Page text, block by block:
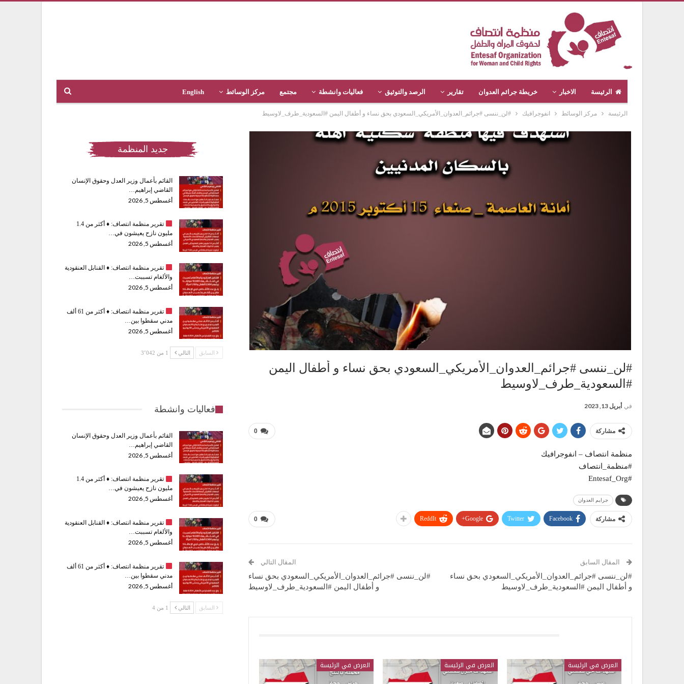
الرئيسة الاخبار خريطة جرائم العدوان تقارير الرصد والتوثيق فعاليات وانشطة مجتمع مركز الوسائط English
الرئيسة مركز الوسائط انفوجرافيك #لن_ننسى #جرائم_العدوان_الأمريكي_السعودي بحق نساء و أطفال اليمن #السعودية_طرف_لاوسيط
#لن_ننسى #جرائم_العدوان_الأمريكي_السعودي بحق نساء و أطفال اليمن
#السعودية_طرف_لاوسيط
في أبريل 13, 2023
0 مشاركة
منظمة انتصاف – انفوجرافيك
#منظمة_انتصاف
#Entesaf_Org
جرايم العدوان
0 مشاركة Facebook
Twitter
Google+
ReddIt
المقال السابق
#لن_ننسى #جرائم_العدوان_الأمريكي_السعودي بحق نساء
و أطفال اليمن #السعودية_طرف_لاوسيط
المقال التالي
#لن_ننسى #جرائم_العدوان_الأمريكي_السعودي بحق نساء
و أطفال اليمن #السعودية_طرف_لاوسيط
العرض في الرئيسة العرض في الرئيسة العرض في الرئيسة
جديد المنظمة
القائم بأعمال وزير العدل وحقوق الإنسان
القاضي إبراهيم…
أغسطس 5, 2026
تقرير منظمة انتصاف: ♦️
أكثر من 1.4
مليون نازح يعيشون في…
أغسطس 5, 2026
تقرير منظمة انتصاف: ♦️القنابل العنقودية
والألغام تسببت…
أغسطس 5, 2026
تقرير منظمة انتصاف: ♦️
أكثر من 61 ألف
مدني سقطوا بين…
أغسطس 5, 2026
السابق التالي 1 من 3٬042
فعاليات وانشطة
القائم بأعمال وزير العدل وحقوق الإنسان
القاضي إبراهيم…
أغسطس 5, 2026
تقرير منظمة انتصاف: ♦️
أكثر من 1.4
مليون نازح يعيشون في…
أغسطس 5, 2026
تقرير منظمة انتصاف: ♦️القنابل العنقودية
والألغام تسببت…
أغسطس 5, 2026
تقرير منظمة انتصاف: ♦️
أكثر من 61 ألف
مدني سقطوا بين…
أغسطس 5, 2026
السابق التالي 1 من 4